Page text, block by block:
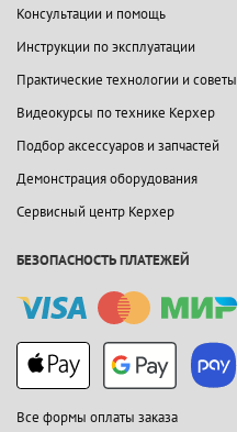
Консультации и помощь
Инструкции по эксплуатации
Практические технологии и советы
Видеокурсы по технике Керхер
Подбор аксессуаров и запчастей
Демонстрация оборудования
Сервисный центр Керхер
БЕЗОПАСНОСТЬ ПЛАТЕЖЕЙ
Все формы оплаты заказа